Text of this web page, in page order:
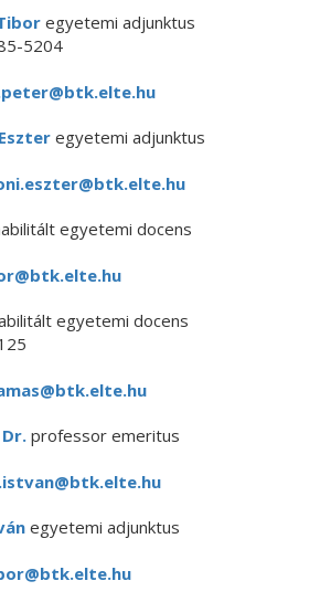
egyetemi adjunktus
5204
egyetemi adjunktus
egyetemi docens
egyetemi docens
professor emeritus
egyetemi adjunktus